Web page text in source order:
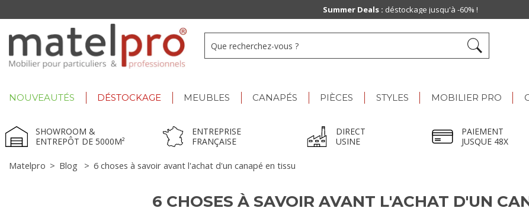
NOUVEAUTÉS DÉSTOCKAGE MEUBLES CANAPÉS PIÈCES STYLES MOBILIER PRO
SHOWROOM &
ENTREPÔT DE 5000M²
ENTREPRISE
FRANÇAISE
DIRECT
USINE
PAIEMENT
JUSQUE 48X
Matelpro > Blog > 6 choses à savoir avant l'achat d'un canapé en tissu
6 CHOSES À SAVOIR AVANT L'ACHAT D'UN
Summer Deals : déstockage jusqu'à -60% !